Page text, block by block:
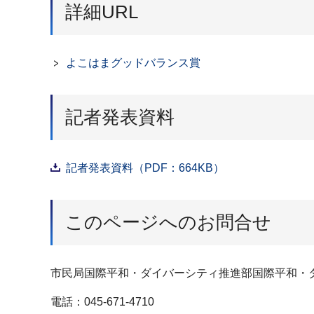
詳細URL
よこはまグッドバランス賞
記者発表資料
記者発表資料（PDF：664KB）
このページへのお問合せ
市民局国際平和・ダイバーシティ推進部国際平和・
電話：045-671-4710